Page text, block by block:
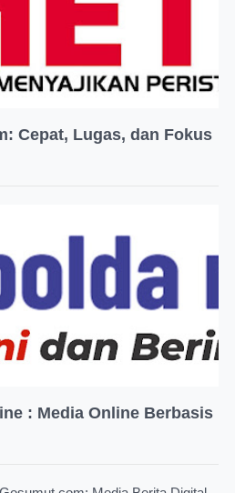
Cepat, Lugas, dan Fokus
: Media Online Berbasis